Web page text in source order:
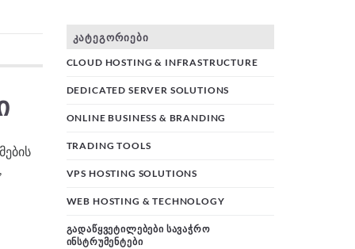
ᲙᲐᲢᲔᲒᲝᲠᲘᲔᲑᲘ
CLOUD HOSTING & INFRASTRUCTURE
DEDICATED SERVER SOLUTIONS
ONLINE BUSINESS & BRANDING
TRADING TOOLS
VPS HOSTING SOLUTIONS
WEB HOSTING & TECHNOLOGY
ᲒᲐᲓᲐᲬᲧᲕᲔᲢᲘᲚᲔᲑᲔᲑᲘ ᲡᲐᲕᲐᲭᲠᲝ
ᲘᲜᲡᲢᲠᲣᲛᲔᲜᲢᲔᲑᲘ